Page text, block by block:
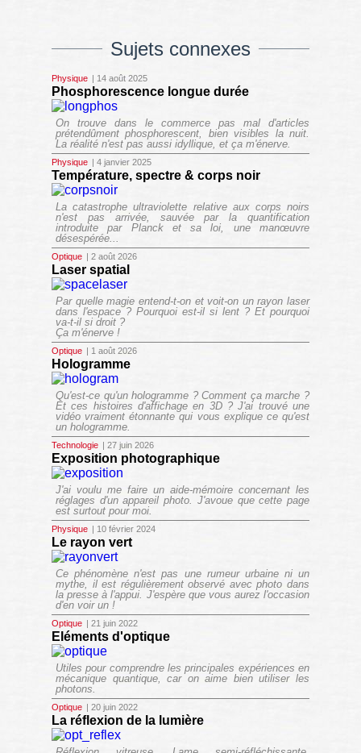
Sujets connexes
Physique | 14 août 2025
Phosphorescence longue durée
On trouve dans le commerce pas mal d'articles
prétendûment phosphorescent, bien visibles la nuit.
La réalité n'est pas aussi idyllique, et ça m'énerve.
Physique | 4 janvier 2025
Température, spectre & corps noir
La catastrophe ultraviolette relative aux corps noirs
n'est pas arrivée, sauvée par la quantification
introduite par Planck et sa loi, une manœuvre
désespérée...
Optique | 2 août 2026
Laser spatial
Par quelle magie entend-t-on et voit-on un rayon laser
dans l'espace ? Pourquoi est-il si lent ? Et pourquoi
va-t-il si droit ?
Ça m'énerve !
Optique | 1 août 2026
Hologramme
Qu'est-ce qu'un hologramme ? Comment ça marche ?
Et ces histoires d'affichage en 3D ? J'ai trouvé une
vidéo vraiment étonnante qui vous explique ce qu'est
un hologramme.
Technologie | 27 juin 2026
Exposition photographique
J'ai voulu me faire un aide-mémoire concernant les
réglages d'un appareil photo. J'avoue que cette page
est surtout pour moi.
Physique | 10 février 2024
Le rayon vert
Ce phénomène n'est pas une rumeur urbaine ni un
mythe, il est régulièrement observé avec photo dans
la presse à l'appui. J'espère que vous aurez l'occasion
d'en voir un !
Optique | 21 juin 2022
Eléments d'optique
Utiles pour comprendre les principales expériences en
mécanique quantique, car on aime bien utiliser les
photons.
Optique | 20 juin 2022
La réflexion de la lumière